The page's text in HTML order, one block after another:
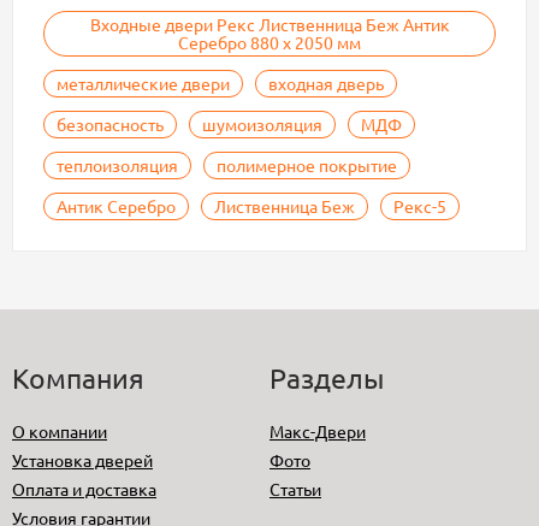
Входные двери Рекс Лиственница Беж Антик
Серебро 880 х 2050 мм
металлические двери
входная дверь
безопасность
шумоизоляция
МДФ
теплоизоляция
полимерное покрытие
Антик Серебро
Лиственница Беж Рекс-5
Компания
О компании
Установка дверей
Оплата и доставка
Условия гарантии
Разделы
Макс-Двери
Фото
Статьи